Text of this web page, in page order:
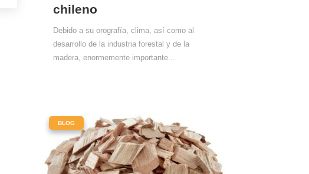
chileno
Debido a su orografía, clima, así como al
desarrollo de la industria forestal y de la
madera, enormemente importante...
BLOG